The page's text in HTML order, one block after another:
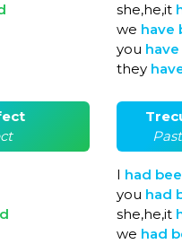
she,he,it
we have
you have
they
I had
you had
she,he,it
we had